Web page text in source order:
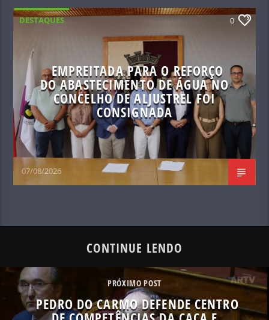
DESTAQUES 0
EMPREITADA PARA O REFORÇO
DO ABASTECIMENTO DE ÁGUA NO
CONCELHO DE ALJUSTREL FOI
CONSIGNADA
07/08/2026
CONTINUE LENDO
PRÓXIMO POST
PEDRO DO CARMO DEFENDE CENTRO